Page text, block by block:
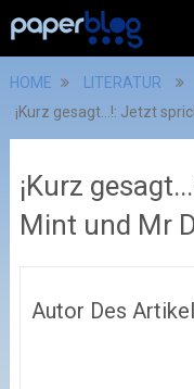
HOME LITERATUR
¡Kurz gesagt...!: Jetzt
¡Kurz
Mint und Mr
Autor Des